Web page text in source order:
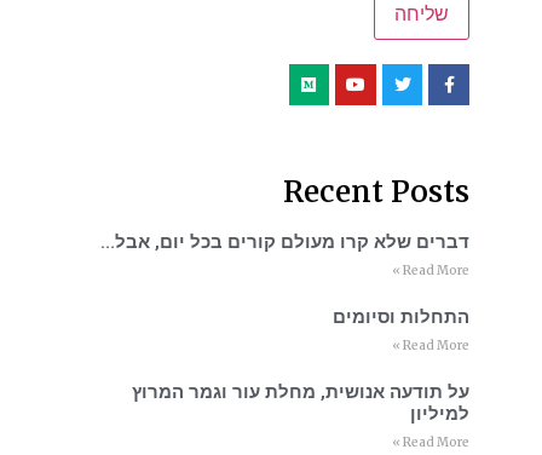
Recent Posts
דברים שלא קרו מעולם קורים בכל יום, אבל…
Read More »
התחלות וסיומים
Read More »
על תודעה אנושית, מחלת עור וגמר המרוץ
למיליון
Read More »